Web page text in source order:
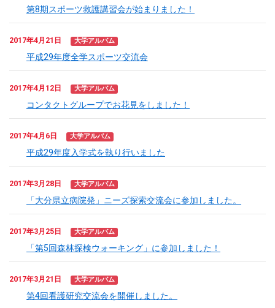
第8期スポーツ救護講習会が始まりました！
2017年4月21日 大学アルバム
平成29年度全学スポーツ交流会
2017年4月12日 大学アルバム
コンタクトグループでお花見をしました！
2017年4月6日 大学アルバム
平成29年度入学式を執り行いました
2017年3月28日 大学アルバム
「大分県立病院発」ニーズ探索交流会に参加しました。
2017年3月25日 大学アルバム
「第5回森林探検ウォーキング」に参加しました！
2017年3月21日 大学アルバム
第4回看護研究交流会を開催しました。